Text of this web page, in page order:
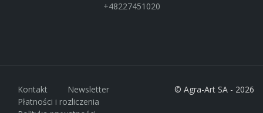
+48227451020
Kontakt
Newsletter
Płatności i rozliczenia
© Agra-Art SA - 2026